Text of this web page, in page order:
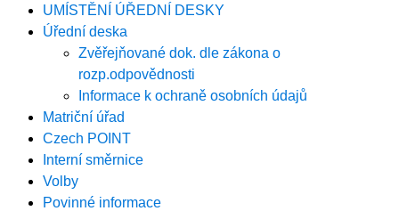
UMÍSTĚNÍ ÚŘEDNÍ DESKY
Úřední deska
Zvěřejňované dok. dle zákona o
rozp.odpovědnosti
Informace k ochraně osobních údajů
Matriční úřad
Czech POINT
Interní směrnice
Volby
Povinné informace